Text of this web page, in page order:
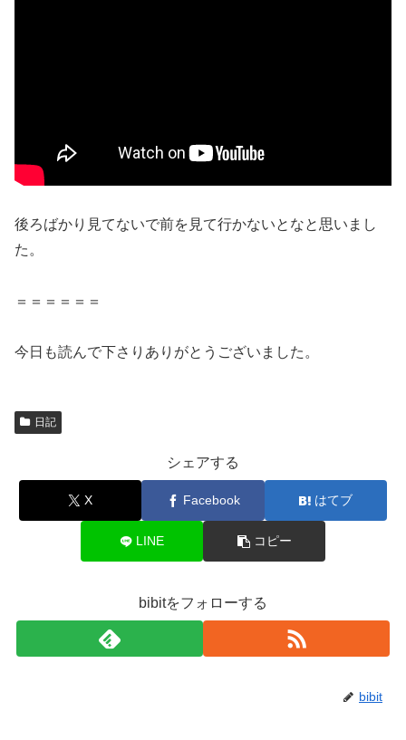
後ろばかり見てないで前を見て行かないとなと思いまし
た。
＝＝＝＝＝＝
今日も読んで下さりありがとうございました。
日記
シェアする
X Facebook はてブ
LINE コピー
bibitをフォローする
bibit